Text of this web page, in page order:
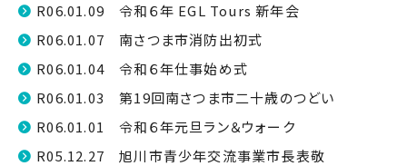
R06.01.09 令和６年 EGL Tours 新年会
R06.01.07 南さつま市消防出初式
R06.01.04 令和６年仕事始め式
R06.01.03 第19回南さつま市二十歳のつどい
R06.01.01 令和６年元旦ラン＆ウォーク
R05.12.27 旭川市青少年交流事業市長表敬